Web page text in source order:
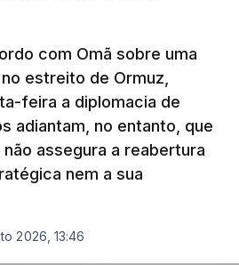
60 por cento de
Israel controla e a cerca
fronteira com Israel.
uma extração rápida em
do Conselho de Paz, a
final de preparação de
com Omã sobre uma
estreito de Ormuz,
feira a diplomacia de
adiantam, no entanto, que
assegura a reabertura
nem a sua
2026, 13:46